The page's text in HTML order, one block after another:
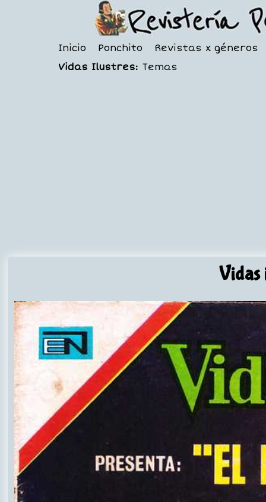
Inicio Ponchito
Revistas x géneros
Vidas Ilustres: Temas
Vidas